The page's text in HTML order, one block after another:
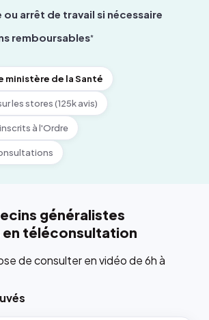
arrêt de travail si nécessaire
remboursables*
ministère de la Santé
les stores (125k avis)
à l'Ordre
généralistes
téléconsultation
de consulter en vidéo de 6h à